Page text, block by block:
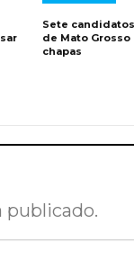
Sete
de Mato Grosso
chapas
publicado.